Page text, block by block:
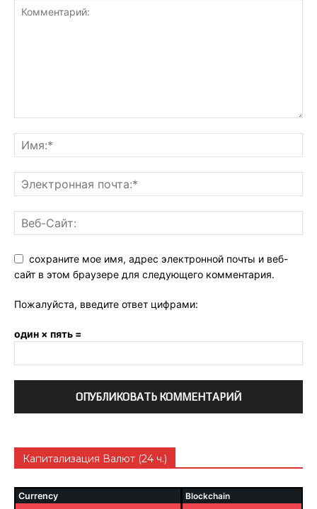
сохраните мое имя, адрес электронной почты и веб-
сайт в этом браузере для следующего комментария.
Пожалуйста, введите ответ цифрами:
один × пять =
Капитализация Валют (24 ч.)